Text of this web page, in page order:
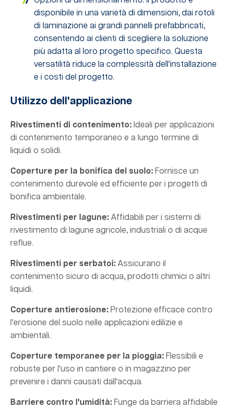
disponibile in una varietà di dimensioni, dai rotoli
di laminazione ai grandi pannelli prefabbricati,
consentendo ai clienti di scegliere la soluzione
più adatta al loro progetto specifico. Questa
versatilità riduce la complessità dell'installazione
e i costi del progetto.
Utilizzo dell'applicazione
Rivestimenti di contenimento: Ideali per applicazioni
di contenimento temporaneo e a lungo termine di
liquidi o solidi.
Coperture per la bonifica del suolo: Fornisce un
contenimento durevole ed efficiente per i progetti di
bonifica ambientale.
Rivestimenti per lagune: Affidabili per i sistemi di
rivestimento di lagune agricole, industriali o di acque
reflue.
Rivestimenti per serbatoi: Assicurano il
contenimento sicuro di acqua, prodotti chimici o altri
liquidi.
Coperture antierosione: Protezione efficace contro
l'erosione del suolo nelle applicazioni edilizie e
ambientali.
Coperture temporanee per la pioggia: Flessibili e
robuste per l'uso in cantiere o in magazzino per
prevenire i danni causati dall'acqua.
Barriere contro l'umidità: Funge da barriera affidabile